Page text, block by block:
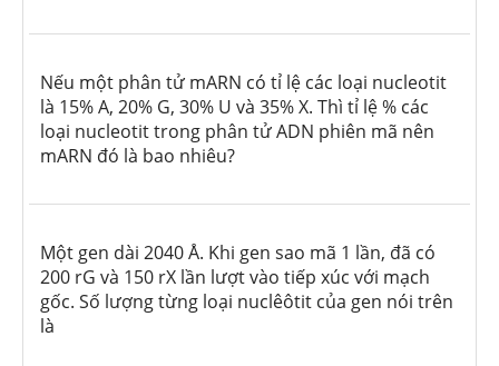
Nếu một phân tử mARN có tỉ lệ các loại nucleotit
là 15% A, 20% G, 30% U và 35% X. Thì tỉ lệ % các
loại nucleotit trong phân tử ADN phiên mã nên
mARN đó là bao nhiêu?
Một gen dài 2040Å. Khi gen sao mã 1 lần, đã có
200 rG và 150 rX lần lượt vào tiếp xúc với mạch
gốc. Số lượng từng loại nuclêôtit của gen nói trên
là